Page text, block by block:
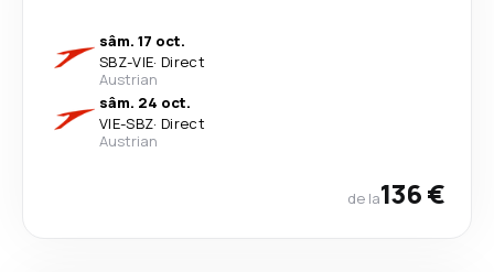
sâm. 17 oct.
SBZ-VIE· Direct
Austrian
sâm. 24 oct.
VIE-SBZ· Direct
Austrian
de la136 €